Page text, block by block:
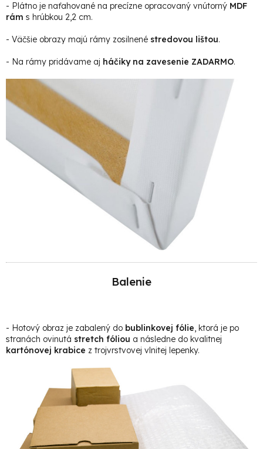
- Plátno je naťahované na precízne opracovaný vnútorný MDF
rám s hrúbkou 2,2 cm.
- Väčšie obrazy majú rámy zosilnené stredovou lištou.
- Na rámy pridávame aj háčiky na zavesenie ZADARMO.
Balenie
- Hotový obraz je zabalený do bublinkovej fólie, ktorá je po
stranách ovinutá stretch fóliou a následne do kvalitnej
kartónovej krabice z trojvrstvovej vlnitej lepenky.